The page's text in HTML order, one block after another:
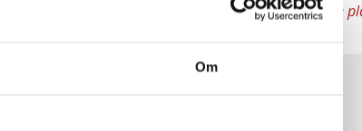
Om
hensyn til farve- eller tykkelsesforskelle på de enkelte
på emballagetype: Spidsbuk